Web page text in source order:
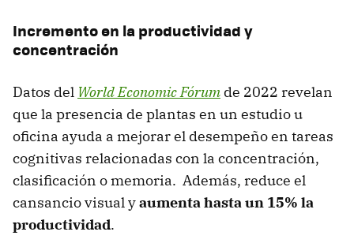
Incremento en la productividad y
concentración
Datos del World Economic Fórum de 2022 revelan
que la presencia de plantas en un estudio u
oficina ayuda a mejorar el desempeño en tareas
cognitivas relacionadas con la concentración,
clasificación o memoria. Además, reduce el
cansancio visual yaumenta hasta un 15% la
productividad.